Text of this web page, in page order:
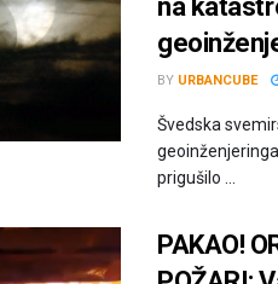
na
BY URBANCUBE
Švedska
prigušilo ...
PAKAO!